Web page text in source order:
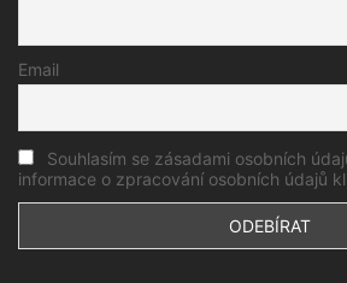
Email
Souhlasím se zásadami osobních
informace o zpracování osobních údajů